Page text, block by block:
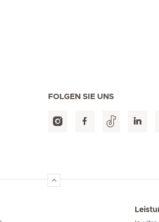
FOLGEN SIE UNS